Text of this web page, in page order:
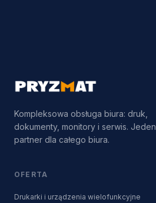
Kompleksowa obsługa biura: druk,
dokumenty, monitory i serwis. Jeden
partner dla całego biura.
OFERTA
Drukarki i urządzenia wielofunkcyjne